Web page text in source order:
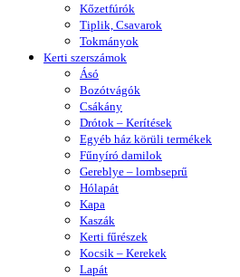
Kőzetfúrók
Tiplik, Csavarok
Tokmányok
Kerti szerszámok
Ásó
Bozótvágók
Csákány
Drótok – Kerítések
Egyéb ház körüli termékek
Fűnyíró damilok
Gereblye – lombseprű
Hólapát
Kapa
Kaszák
Kerti fűrészek
Kocsik – Kerekek
Lapát